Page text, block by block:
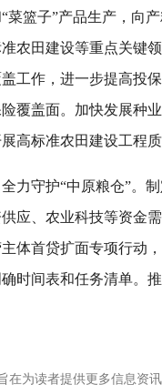
菜篮子”产品生产，向
农田建设等重点关键
工作，进一步提高投
覆盖面。加快发展种
高标准农田建设工程
力守护“中原粮仓”。
应、农业科技等资金
体首贷扩面专项行动
时间表和任务清单。
在为读者提供更多信息资